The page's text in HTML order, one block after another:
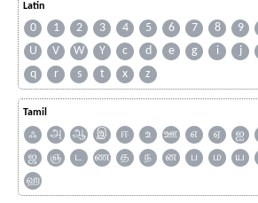
Latin
0 1 2 3 4 5 6 7 8 9
U
V W Y c d e g i j
q
r s t x z
Tamil
ஃ அ ஆ இ ஈ உ ஊ எ ஏ ஐ
ஜ
ஞ ட ண த ந ன ப ம ய
ஹ